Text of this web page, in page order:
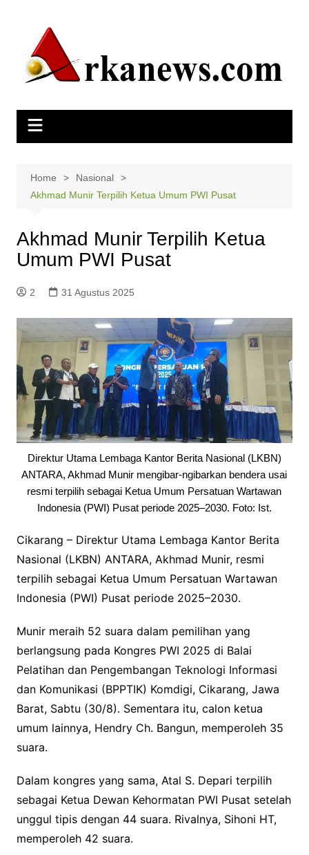
Home
Nasional
Akhmad Munir Terpilih Ketua Umum PWI Pusat
Akhmad Munir Terpilih Ketua
Umum PWI Pusat
2 31 Agustus 2025
Direktur Utama Lembaga Kantor Berita Nasional (LKBN)
ANTARA, Akhmad Munir mengibar-ngibarkan bendera usai
resmi terpilih sebagai Ketua Umum Persatuan Wartawan
Indonesia (PWI) Pusat periode 2025–2030. Foto: Ist.
Cikarang – Direktur Utama Lembaga Kantor Berita
Nasional (LKBN) ANTARA, Akhmad Munir, resmi
terpilih sebagai Ketua Umum Persatuan Wartawan
Indonesia (PWI) Pusat periode 2025–2030.
Munir meraih 52 suara dalam pemilihan yang
berlangsung pada Kongres PWI 2025 di Balai
Pelatihan dan Pengembangan Teknologi Informasi
dan Komunikasi (BPPTIK) Komdigi, Cikarang, Jawa
Barat, Sabtu (30/8). Sementara itu, calon ketua
umum lainnya, Hendry Ch. Bangun, memperoleh 35
suara.
Dalam kongres yang sama, Atal S. Depari terpilih
sebagai Ketua Dewan Kehormatan PWI Pusat setelah
unggul tipis dengan 44 suara. Rivalnya, Sihoni HT,
memperoleh 42 suara.